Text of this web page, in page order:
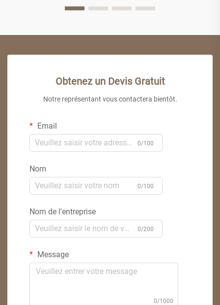
Obtenez un Devis Gratuit
Notre représentant vous contactera bientôt.
Email
0/100
Nom
0/100
Nom de l'entreprise
0/200
Message
0/1000